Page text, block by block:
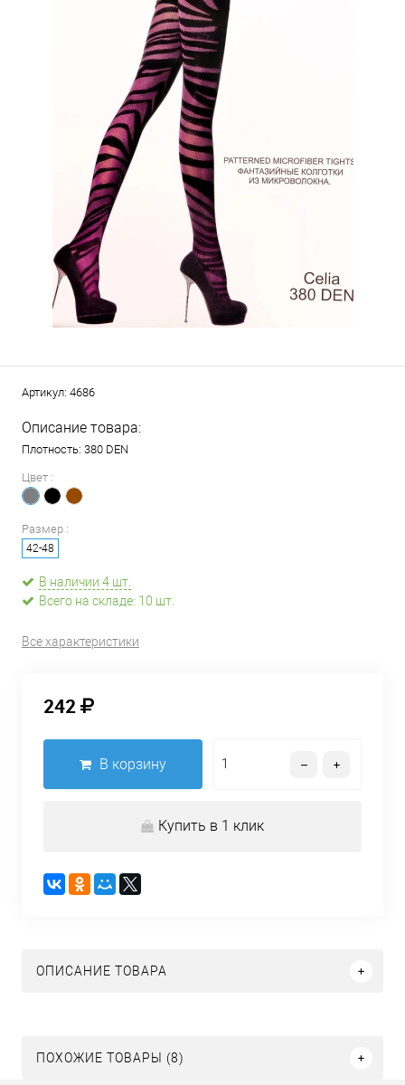
Артикул: 4686
Описание товара:
Плотность: 380 DEN
Цвет :
Размер :
42-48
В наличии 4 шт.
Всего на складе: 10 шт.
Все характеристики
242
В корзину
Купить в 1 клик
ОПИСАНИЕ ТОВАРА
ПОХОЖИЕ ТОВАРЫ (8)